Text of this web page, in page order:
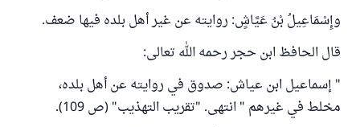
وإِسْمَاعِيلُ بْنُ عَيَّاشٍ: روايته عن غير أهل بلده فيها ضعف.
قال الحافظ ابن حجر رحمه الله تعالى:
" إسماعيل ابن عياش: صدوق في روايته عن أهل بلده،
مخلط في غيرهم " انتهى. "تقريب التهذيب" (ص 109).